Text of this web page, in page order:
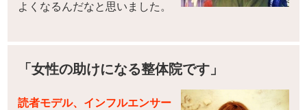
よくなるんだなと思いました。
「女性の助けになる整体院です」
読者モデル、インフルエンサー